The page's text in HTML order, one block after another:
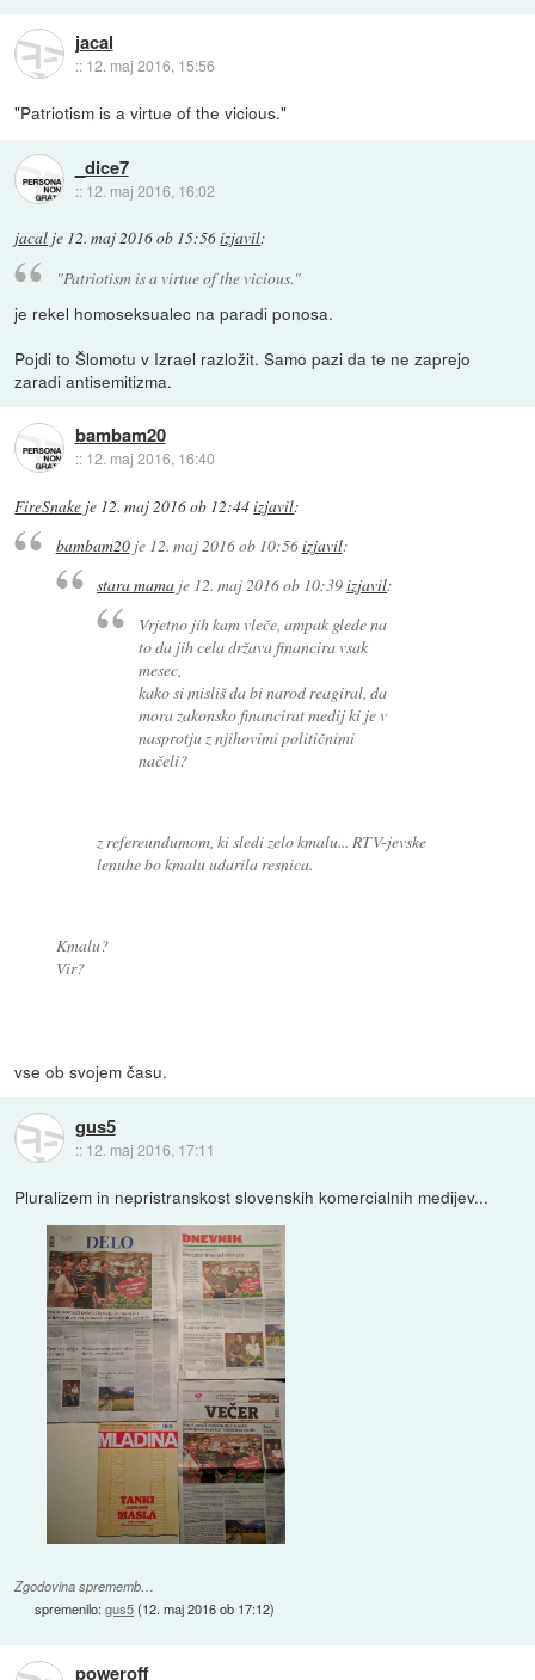
jacal
:: 12. maj 2016, 15:56
"Patriotism is a virtue of the vicious."
_dice7
:: 12. maj 2016, 16:02
jacal je 12. maj 2016 ob 15:56izjavil:
"Patriotism is a virtue of the vicious."
je rekel homoseksualec na paradi ponosa.
Pojdi to Šlomotu v Izrael razložit. Samo pazi da te ne zaprejo
zaradi antisemitizma.
bambam20
:: 12. maj 2016, 16:40
FireSnake je 12. maj 2016 ob 12:44izjavil:
bambam20je 12. maj 2016 ob 10:56izjavil:
stara mama je 12. maj 2016 ob 10:39izjavil:
Vrjetno jih kam vleče, ampak glede na
to da jih cela država financira vsak
mesec,
kako si misliš da bi narod reagiral, da
mora zakonsko financirat medij ki je v
nasprotju z njihovimi političnimi
načeli?
z refereundumom, ki sledi zelo kmalu... RTV-jevske
lenuhe bo kmalu udarila resnica.
Kmalu?
Vir?
vse ob svojem času.
gus5
:: 12. maj 2016, 17:11
Pluralizem in nepristranskost slovenskih komercialnih medijev...
Zgodovina sprememb…
spremenilo:gus5(12. maj 2016 ob 17:12)
poweroff